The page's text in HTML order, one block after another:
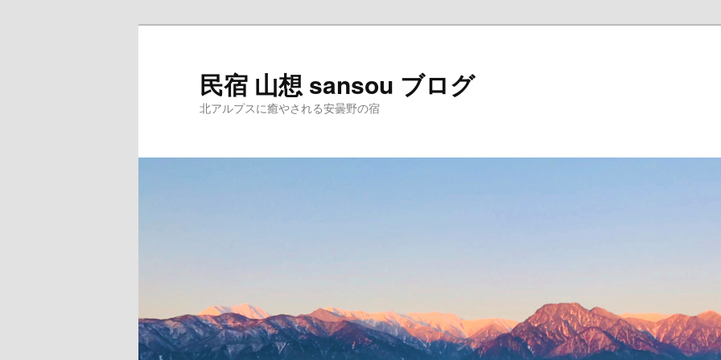
民宿 山想 sansou ブログ
北アルプスに癒やされる安曇野の宿